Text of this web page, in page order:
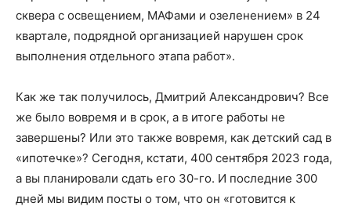
сквера с освещением, МАФами и озеленением» в 24
квартале, подрядной организацией нарушен срок
выполнения отдельного этапа работ».
Как же так получилось, Дмитрий Александрович? Все
же было вовремя и в срок, а в итоге работы не
завершены? Или это также вовремя, как детский сад в
«ипотечке»? Сегодня, кстати, 400 сентября 2023 года,
а вы планировали сдать его 30-го. И последние 300
дней мы видим посты о том, что он «готовится к